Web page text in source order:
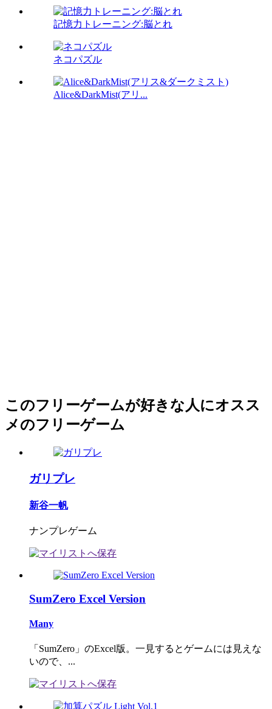
記憶力トレーニング:脳とれ
ネコパズル
Alice&DarkMist(アリ...
このフリーゲームが好きな人にオスス
メのフリーゲーム
ガリプレ
新谷一帆
ナンプレゲーム
SumZero Excel Version
Many
「SumZero」のExcel版。一見するとゲームには見えな
いので、...